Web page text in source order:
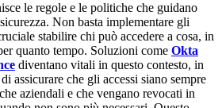
le regole e le politiche che guidano
Non basta implementare gli
stabilire chi può accedere a cosa, in
quanto tempo. Soluzioni come Okta
diventano vitali in questo contesto, in
assicurare che gli accessi siano sempre
aziendali e che vengano revocati in